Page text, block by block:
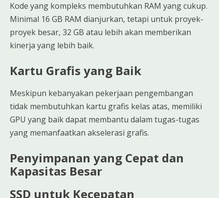
Kode yang kompleks membutuhkan RAM yang cukup.
Minimal 16 GB RAM dianjurkan, tetapi untuk proyek-
proyek besar, 32 GB atau lebih akan memberikan
kinerja yang lebih baik.
Kartu Grafis yang Baik
Meskipun kebanyakan pekerjaan pengembangan
tidak membutuhkan kartu grafis kelas atas, memiliki
GPU yang baik dapat membantu dalam tugas-tugas
yang memanfaatkan akselerasi grafis.
Penyimpanan yang Cepat dan
Kapasitas Besar
SSD untuk Kecepatan